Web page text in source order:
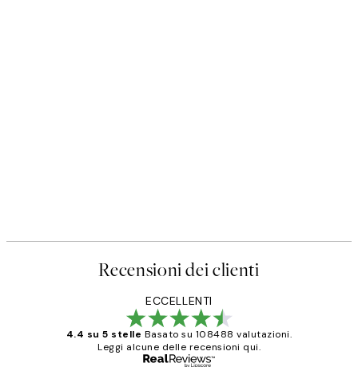
Recensioni dei clienti
ECCELLENTI
4.4 su 5 stelle Basato su 108488 valutazioni.
Leggi alcune delle recensioni qui.